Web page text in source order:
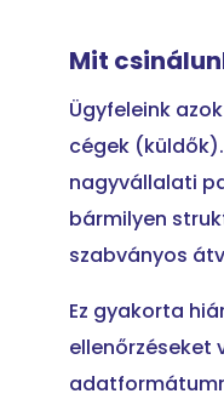
Mit
Ügyfeleink
cégek
nagyvállalati
bármilyen
szabványos
Ez gyakorta
ellenőrzéseket